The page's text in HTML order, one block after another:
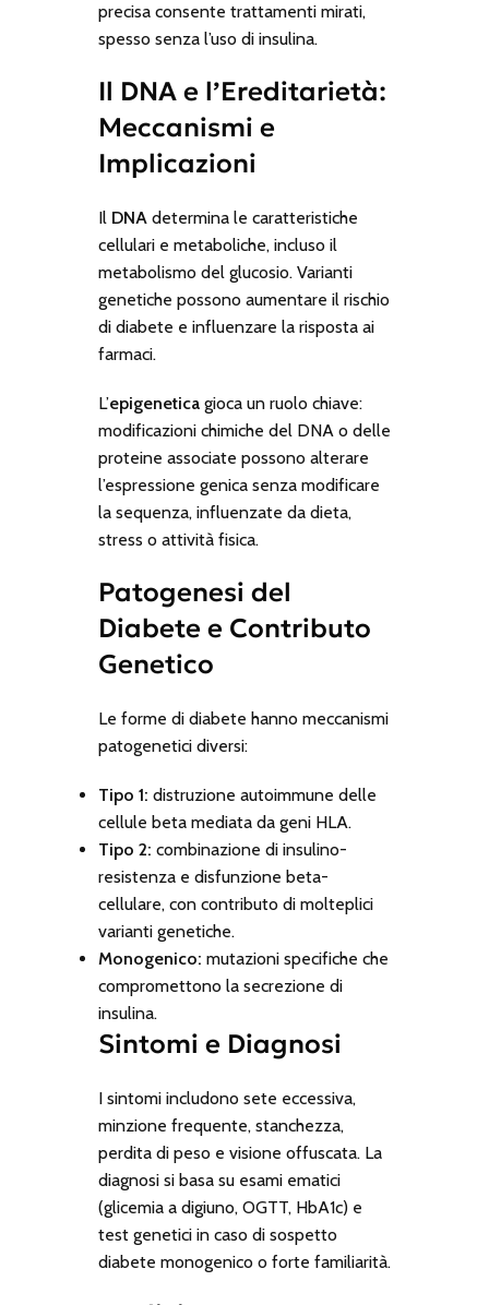
precisa consente trattamenti mirati,
spesso senza l’uso di insulina.
Il DNA e l’Ereditarietà:
Meccanismi e
Implicazioni
Il DNAdetermina le caratteristiche
cellulari e metaboliche, incluso il
metabolismo del glucosio. Varianti
genetiche possono aumentare il rischio
di diabete e influenzare la risposta ai
farmaci.
L’epigeneticagioca un ruolo chiave:
modificazioni chimiche del DNA o delle
proteine associate possono alterare
l’espressione genica senza modificare
la sequenza, influenzate da dieta,
stress o attività fisica.
Patogenesi del
Diabete e Contributo
Genetico
Le forme di diabete hanno meccanismi
patogenetici diversi:
Tipo 1: distruzione autoimmune delle
cellule beta mediata da geni HLA.
Tipo 2: combinazione di insulino-
resistenza e disfunzione beta-
cellulare, con contributo di molteplici
varianti genetiche.
Monogenico: mutazioni specifiche che
compromettono la secrezione di
insulina.
Sintomi e Diagnosi
I sintomi includono sete eccessiva,
minzione frequente, stanchezza,
perdita di peso e visione offuscata. La
diagnosi si basa su esami ematici
(glicemia a digiuno, OGTT, HbA1c) e
test genetici in caso di sospetto
diabete monogenico o forte familiarità.